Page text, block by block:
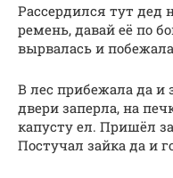
Рассердился тут дед
ремень, давай её по
вырвалась и
В лес прибежала да и
двери заперла, на
капусту ел. Пришёл
Постучал зайка да и